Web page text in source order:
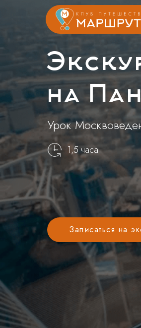
1,5 часа
Урок
на
Записаться на